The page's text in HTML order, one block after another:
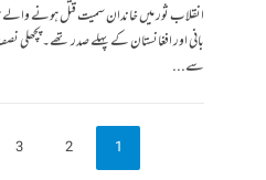
انقلاب ثور میں خاندان سمیت قتل ہونے والے
بانی اور افغانستان کے پہلے صدر تھے۔
سے...
1
2
3